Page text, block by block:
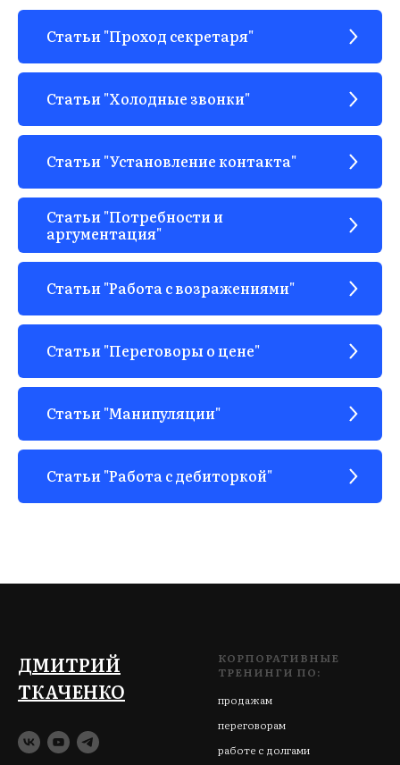
Статьи "Проход секретаря"
Статьи "Холодные звонки"
Статьи "Установление контакта"
Статьи "Потребности и
аргументация"
Статьи "Работа с возражениями"
Статьи "Переговоры о цене"
Статьи "Манипуляции"
Статьи "Работа с дебиторкой"
ДМИТРИЙ
ТКАЧЕНКО
КОРПОРАТИВНЫЕ
ТРЕНИНГИ ПО:
продажам
переговорам
работе с долгами